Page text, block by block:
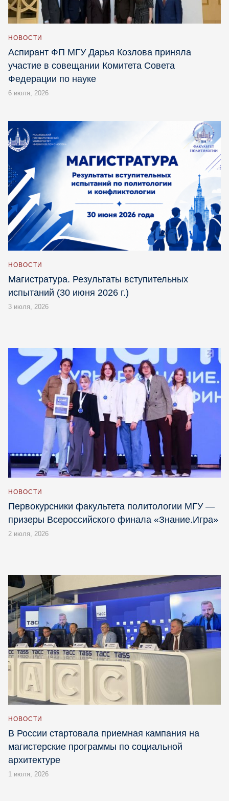
НОВОСТИ
Аспирант ФП МГУ Дарья Козлова приняла
участие в совещании Комитета Совета
Федерации по науке
6 июля, 2026
НОВОСТИ
Магистратура. Результаты вступительных
испытаний (30 июня 2026 г.)
3 июля, 2026
НОВОСТИ
Первокурсники факультета политологии МГУ —
призеры Всероссийского финала «Знание.Игра»
2 июля, 2026
НОВОСТИ
В России стартовала приемная кампания на
магистерские программы по социальной
архитектуре
1 июля, 2026